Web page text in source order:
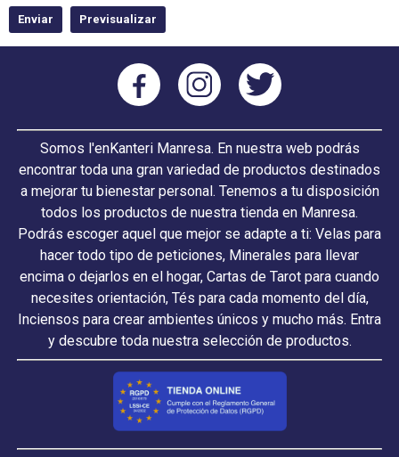
Somos l'enKanteri Manresa. En nuestra web podrás
encontrar toda una gran variedad de productos destinados
a mejorar tu bienestar personal. Tenemos a tu disposición
todos los productos de nuestra tienda en Manresa.
Podrás escoger aquel que mejor se adapte a ti: Velas para
hacer todo tipo de peticiones, Minerales para llevar
encima o dejarlos en el hogar, Cartas de Tarot para cuando
necesites orientación, Tés para cada momento del día,
Inciensos para crear ambientes únicos y mucho más. Entra
y descubre toda nuestra selección de productos.